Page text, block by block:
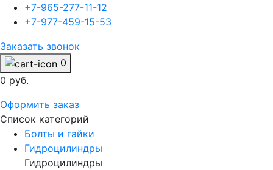
+7-965-277-11-12
+7-977-459-15-53
Заказать звонок
0
0 руб.
Оформить заказ
Список категорий
Болты и гайки
Гидроцилиндры
Гидроцилиндры